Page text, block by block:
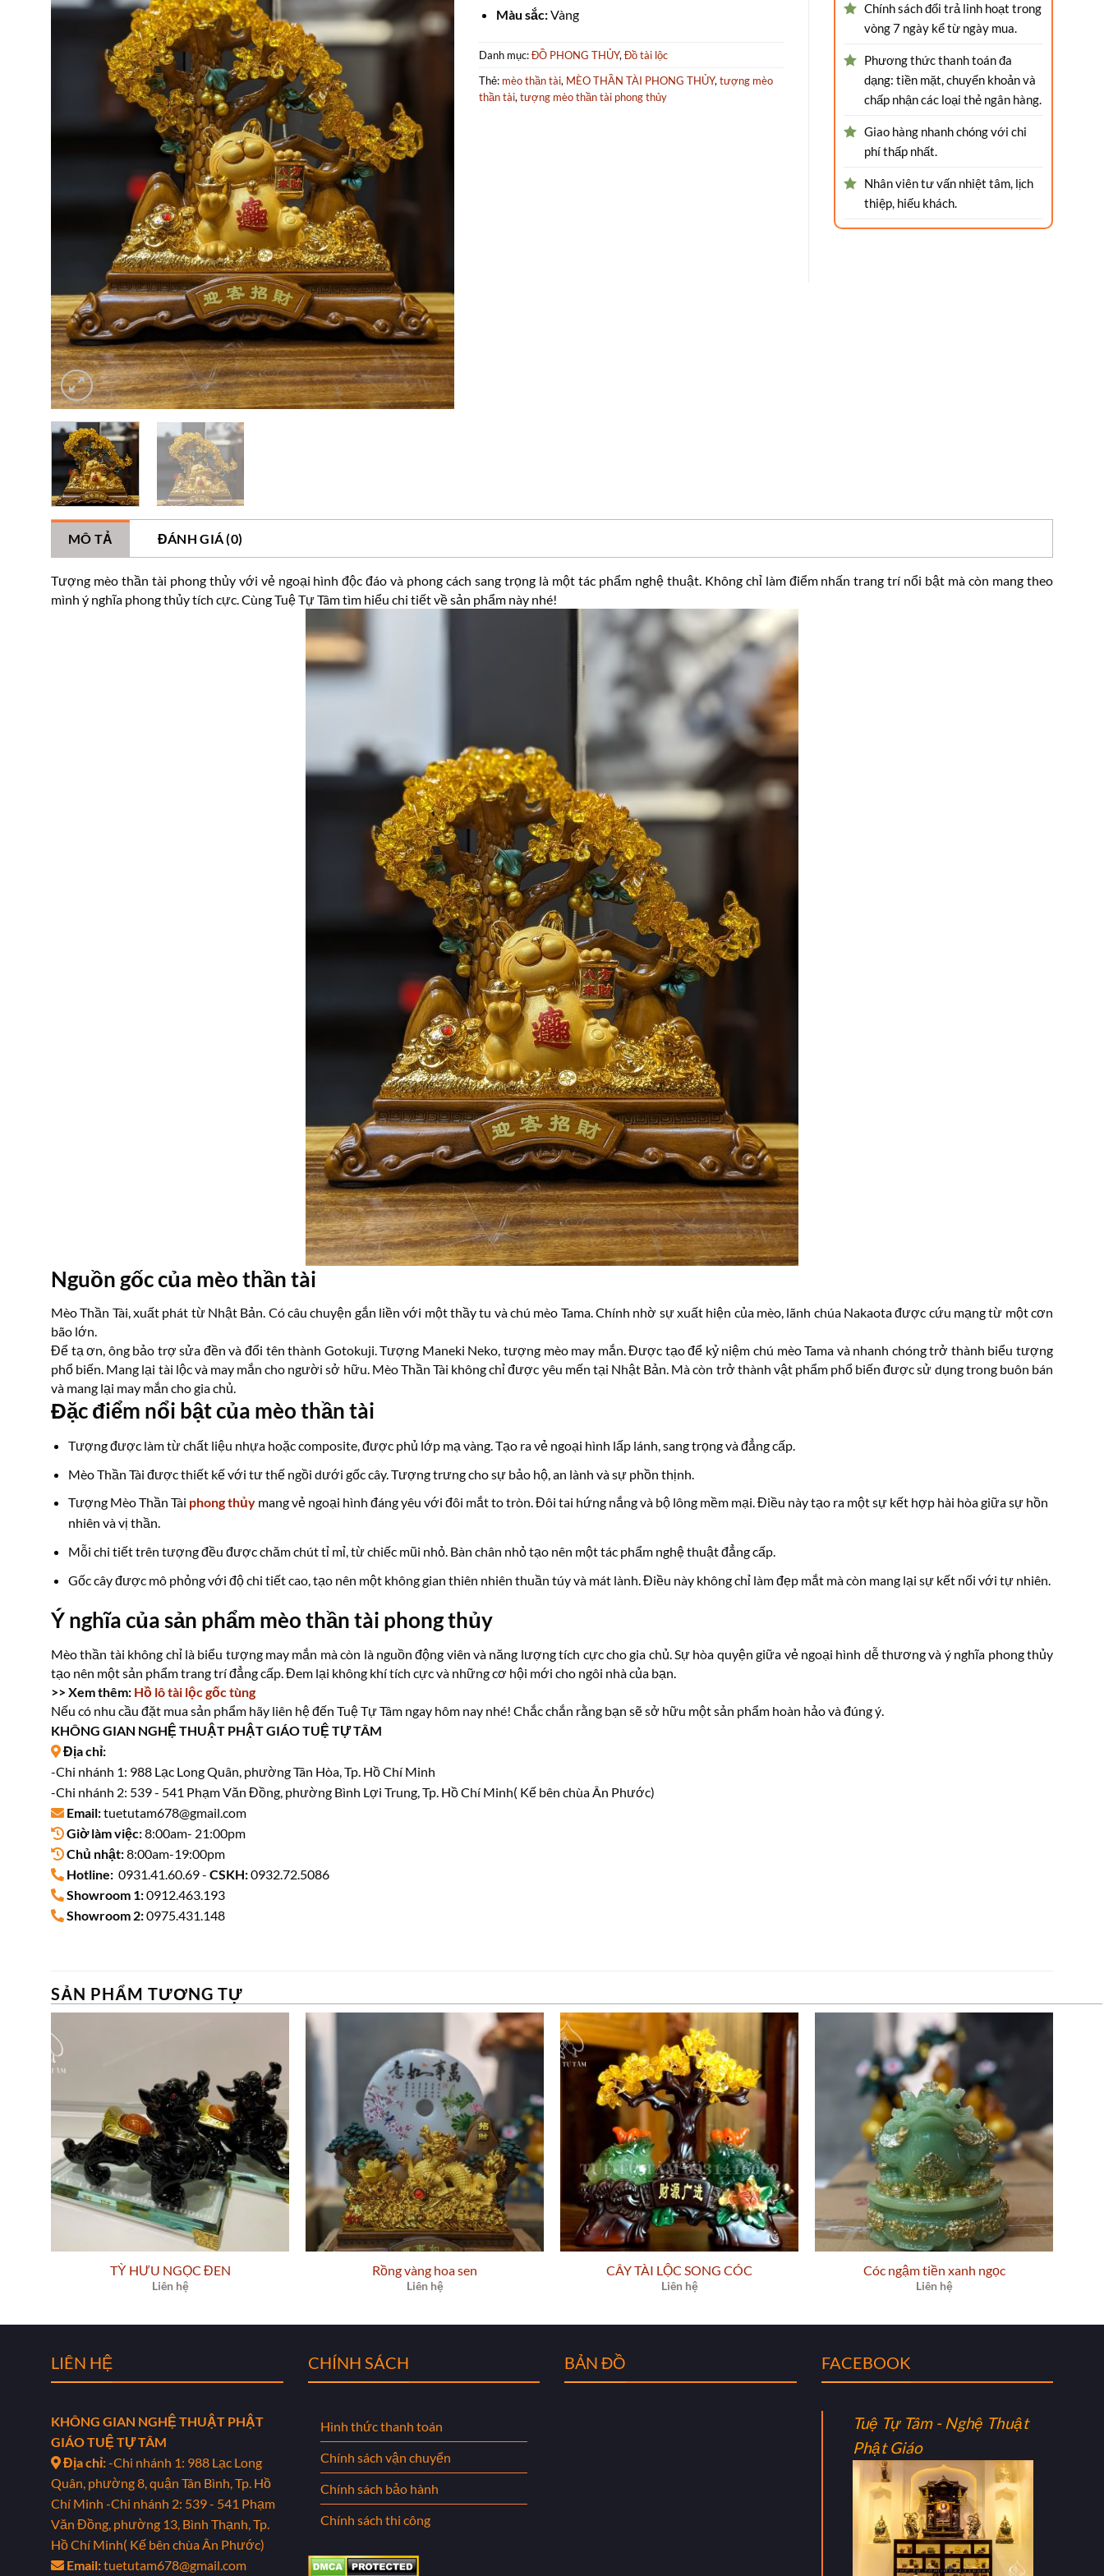
Màu sắc:Vàng
Danh mục:ĐỒ PHONG THỦY, Đồ tài lộc
Thẻ: mèo thần tài, MÈO THẦN TÀI PHONG THỦY, tượng mèo
thần tài, tượng mèo thần tài phong thủy
Chính sách đổi trả linh hoạt trong
vòng 7 ngày kể từ ngày mua.
Phương thức thanh toán đa
dạng: tiền mặt, chuyển khoản và
chấp nhận các loại thẻ ngân hàng.
Giao hàng nhanh chóng với chi
phí thấp nhất.
Nhân viên tư vấn nhiệt tâm, lịch
thiệp, hiếu khách.
MÔ TẢ ĐÁNH GIÁ (0)
Tượng mèo thần tài phong thủy với vẻ ngoại hình độc đáo và phong cách sang trọng là một tác phẩm nghệ thuật. Không chỉ làm điểm nhấn trang trí nổi bật mà còn mang theo
mình ý nghĩa phong thủy tích cực. Cùng Tuệ Tự Tâm tìm hiểu chi tiết về sản phẩm này nhé!
Nguồn gốc của mèo thần tài
Mèo Thần Tài, xuất phát từ Nhật Bản. Có câu chuyện gắn liền với một thầy tu và chú mèo Tama. Chính nhờ sự xuất hiện của mèo, lãnh chúa Nakaota được cứu mạng từ một cơn
bão lớn.
Để tạ ơn, ông bảo trợ sửa đền và đổi tên thành Gotokuji. Tượng Maneki Neko, tượng mèo may mắn. Được tạo để kỷ niệm chú mèo Tama và nhanh chóng trở thành biểu tượng
phổ biến. Mang lại tài lộc và may mắn cho người sở hữu. Mèo Thần Tài không chỉ được yêu mến tại Nhật Bản. Mà còn trở thành vật phẩm phổ biến được sử dụng trong buôn bán
và mang lại may mắn cho gia chủ.
Đặc điểm nổi bật của mèo thần tài
Tượng được làm từ chất liệu nhựa hoặc composite, được phủ lớp mạ vàng. Tạo ra vẻ ngoại hình lấp lánh, sang trọng và đẳng cấp.
Mèo Thần Tài được thiết kế với tư thế ngồi dưới gốc cây. Tượng trưng cho sự bảo hộ, an lành và sự phồn thịnh.
Tượng Mèo Thần Tài phong thủymang vẻ ngoại hình đáng yêu với đôi mắt to tròn. Đôi tai hứng nắng và bộ lông mềm mại. Điều này tạo ra một sự kết hợp hài hòa giữa sự hồn
nhiên và vị thần.
Mỗi chi tiết trên tượng đều được chăm chút tỉ mỉ, từ chiếc mũi nhỏ. Bàn chân nhỏ tạo nên một tác phẩm nghệ thuật đẳng cấp.
Gốc cây được mô phỏng với độ chi tiết cao, tạo nên một không gian thiên nhiên thuần túy và mát lành. Điều này không chỉ làm đẹp mắt mà còn mang lại sự kết nối với tự nhiên.
Ý nghĩa của sản phẩm mèo thần tài phong thủy
Mèo thần tài không chỉ là biểu tượng may mắn mà còn là nguồn động viên và năng lượng tích cực cho gia chủ. Sự hòa quyện giữa vẻ ngoại hình dễ thương và ý nghĩa phong thủy
tạo nên một sản phẩm trang trí đẳng cấp. Đem lại không khí tích cực và những cơ hội mới cho ngôi nhà của bạn.
>> Xem thêm: Hồ lô tài lộc gốc tùng
Nếu có nhu cầu đặt mua sản phẩm hãy liên hệ đến Tuệ Tự Tâm ngay hôm nay nhé! Chắc chắn rằng bạn sẽ sở hữu một sản phẩm hoàn hảo và đúng ý.
KHÔNG GIAN NGHỆ THUẬT PHẬT GIÁO TUỆ TỰ TÂM
Địa chỉ:
-Chi nhánh 1: 988 Lạc Long Quân, phường Tân Hòa, Tp. Hồ Chí Minh
-Chi nhánh 2: 539 - 541 Phạm Văn Đồng, phường Bình Lợi Trung, Tp. Hồ Chí Minh( Kế bên chùa Ân Phước)
Email:tuetutam678@gmail.com
Giờ làm việc:8:00am- 21:00pm
Chủ nhật:8:00am-19:00pm
Hotline: 0931.41.60.69 - CSKH:0932.72.5086
Showroom 1:0912.463.193
Showroom 2:0975.431.148
SẢN PHẨM TƯƠNG TỰ
TỲ HƯU NGỌC ĐEN
Liên hệ
Rồng vàng hoa sen
Liên hệ
CÂY TÀI LỘC SONG CÓC
Liên hệ
Cóc ngậm tiền xanh ngọc
Liên hệ
LIÊN HỆ
KHÔNG GIAN NGHỆ THUẬT PHẬT
GIÁO TUỆ TỰ TÂM
Địa chỉ:-Chi nhánh 1: 988 Lạc Long
Quân, phường 8, quận Tân Bình, Tp. Hồ
Chí Minh -Chi nhánh 2: 539 - 541 Phạm
Văn Đồng, phường 13, Bình Thạnh, Tp.
Hồ Chí Minh( Kế bên chùa Ân Phước)
Email:tuetutam678@gmail.com
CHÍNH SÁCH
Hình thức thanh toán
Chính sách vận chuyển
Chính sách bảo hành
Chính sách thi công
BẢN ĐỒ FACEBOOK
Tuệ Tự Tâm - Nghệ Thuật
Phật Giáo